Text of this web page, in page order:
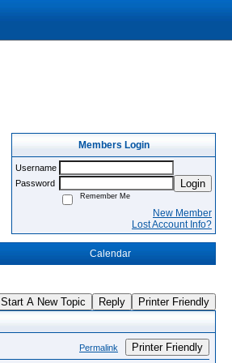
Members Login
Username
Password
Login
Remember Me
New Member
Lost Account Info?
Calendar
Start A New Topic Reply Printer Friendly
Permalink Printer Friendly